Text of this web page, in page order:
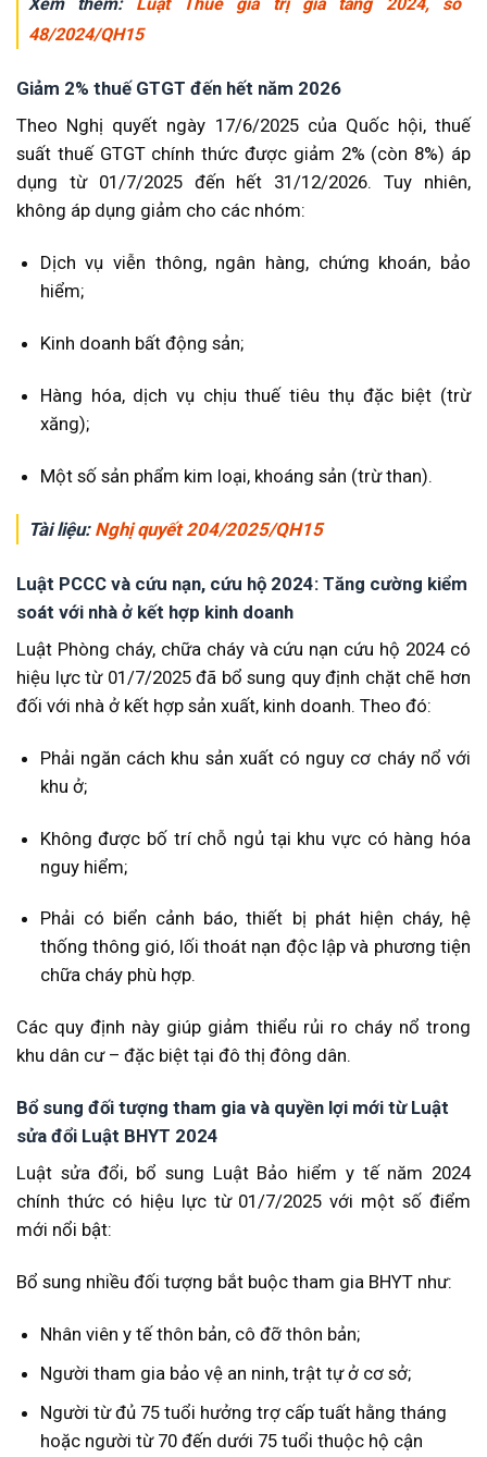
48/2024/QH15
Giảm 2% thuế GTGT đến hết năm 2026
Theo Nghị quyết ngày 17/6/2025 của Quốc hội, thuế
suất thuế GTGT chính thức được giảm 2% (còn 8%) áp
dụng từ 01/7/2025 đến hết 31/12/2026. Tuy nhiên,
không áp dụng giảm cho các nhóm:
Dịch vụ viễn thông, ngân hàng, chứng khoán, bảo
hiểm;
Kinh doanh bất động sản;
Hàng hóa, dịch vụ chịu thuế tiêu thụ đặc biệt (trừ
xăng);
Một số sản phẩm kim loại, khoáng sản (trừ than).
Tài liệu: Nghị quyết 204/2025/QH15
Luật PCCC và cứu nạn, cứu hộ 2024: Tăng cường kiểm
soát với nhà ở kết hợp kinh doanh
Luật Phòng cháy, chữa cháy và cứu nạn cứu hộ 2024 có
hiệu lực từ 01/7/2025 đã bổ sung quy định chặt chẽ hơn
đối với nhà ở kết hợp sản xuất, kinh doanh. Theo đó:
Phải ngăn cách khu sản xuất có nguy cơ cháy nổ với
khu ở;
Không được bố trí chỗ ngủ tại khu vực có hàng hóa
nguy hiểm;
Phải có biển cảnh báo, thiết bị phát hiện cháy, hệ
thống thông gió, lối thoát nạn độc lập và phương tiện
chữa cháy phù hợp.
Các quy định này giúp giảm thiểu rủi ro cháy nổ trong
khu dân cư – đặc biệt tại đô thị đông dân.
Bổ sung đối tượng tham gia và quyền lợi mới từ Luật
sửa đổi Luật BHYT 2024
Luật sửa đổi, bổ sung Luật Bảo hiểm y tế năm 2024
chính thức có hiệu lực từ 01/7/2025 với một số điểm
mới nổi bật:
Bổ sung nhiều đối tượng bắt buộc tham gia BHYT như:
Nhân viên y tế thôn bản, cô đỡ thôn bản;
Người tham gia bảo vệ an ninh, trật tự ở cơ sở;
Người từ đủ 75 tuổi hưởng trợ cấp tuất hằng tháng
hoặc người từ 70 đến dưới 75 tuổi thuộc hộ cận